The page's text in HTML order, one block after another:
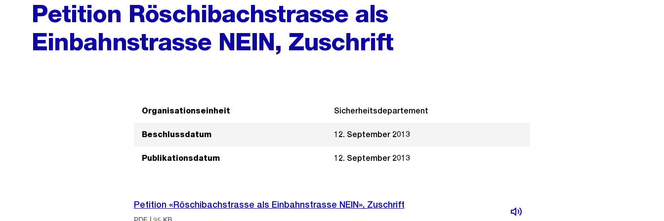
Petition Röschibachstrasse als
Einbahnstrasse NEIN, Zuschrift
Organisationseinheit Sicherheitsdepartement
Beschlussdatum 12. September 2013
Publikationsdatum 12. September 2013
Petition «Röschibachstrasse als Einbahnstrasse NEIN», Zuschrift